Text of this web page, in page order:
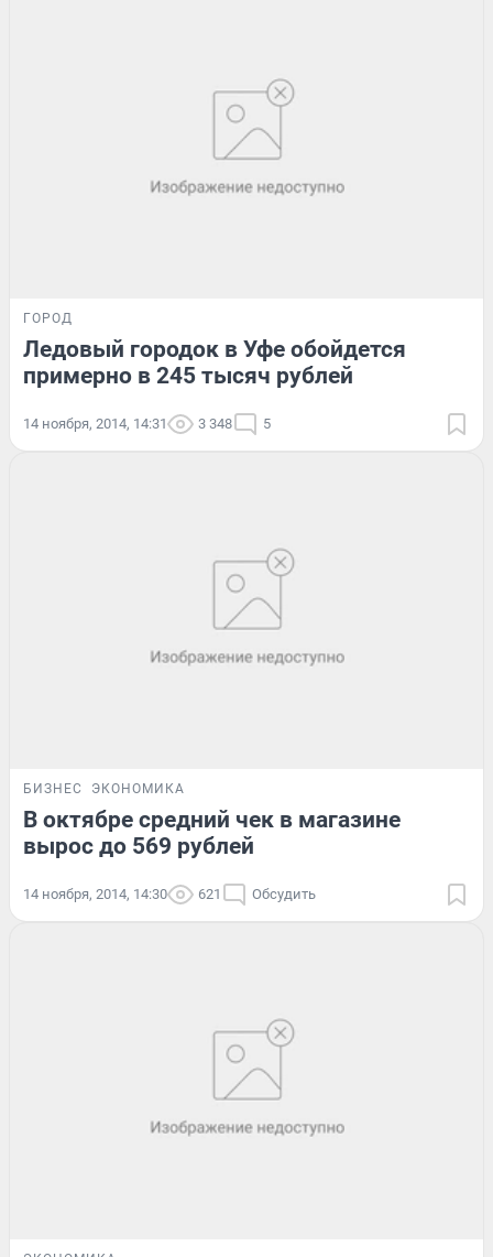
ГОРОД
Ледовый городок в Уфе обойдется
примерно в 245 тысяч рублей
14 ноября, 2014, 14:31 3 348 5
БИЗНЕС ЭКОНОМИКА
В октябре средний чек в магазине
вырос до 569 рублей
14 ноября, 2014, 14:30 621 Обсудить